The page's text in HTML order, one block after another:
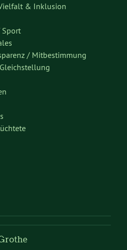
& Inklusion
/ Mitbestimmung